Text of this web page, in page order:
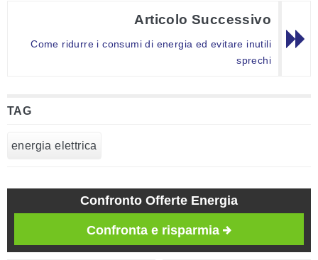
Articolo Successivo
Come ridurre i consumi di energia ed evitare inutili
sprechi
TAG
energia elettrica
Confronto Offerte Energia
Confronta e risparmia